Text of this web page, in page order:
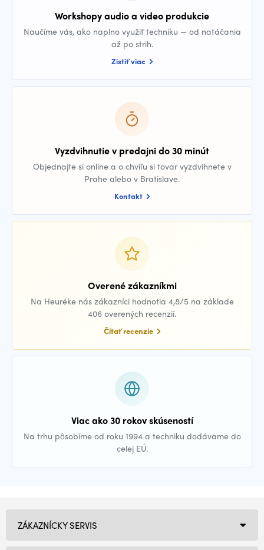
Workshopy audio a video produkcie
Naučíme vás, ako naplno využiť techniku — od natáčania
až po strih.
Zistiť viac
Vyzdvihnutie v predajni do 30 minút
Objednajte si online a o chvíľu si tovar vyzdvihnete v
Prahe alebo v Bratislave.
Kontakt
Overené zákazníkmi
Na Heuréke nás zákazníci hodnotia 4,8/5 na základe
406 overených recenzií.
Čítať recenzie
Viac ako 30 rokov skúseností
Na trhu pôsobíme od roku 1994 a techniku dodávame do
celej EÚ.
ZÁKAZNÍCKY SERVIS